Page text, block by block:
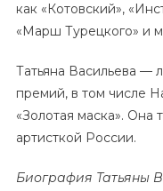
как «Котовский»,
«Марш Турецкого» и
Татьяна Васильева —
премий, в том числе
«Золотая маска». Она
артисткой России.
Биография Татьяны